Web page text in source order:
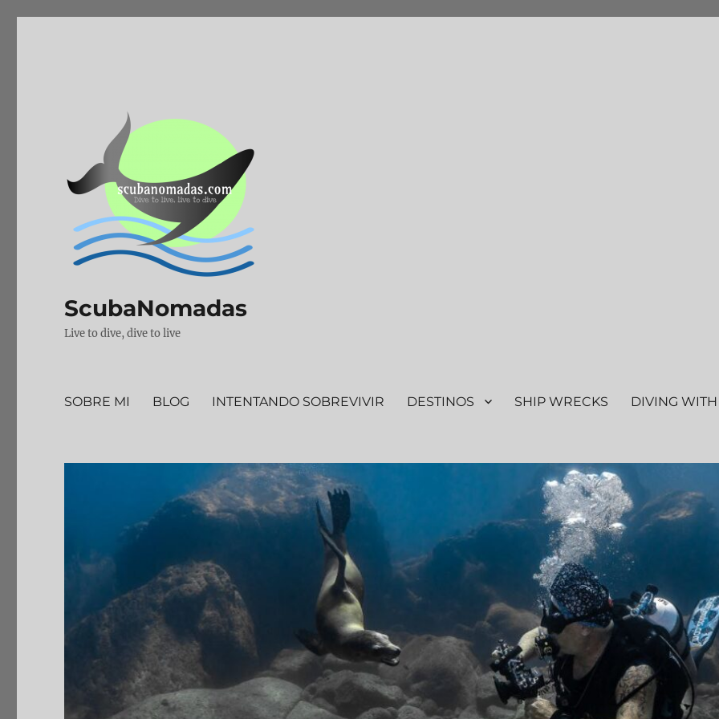
ScubaNomadas
Live to dive, dive to live
SOBRE MI BLOG INTENTANDO SOBREVIVIR DESTINOS SHIP WRECKS DIVING WITH